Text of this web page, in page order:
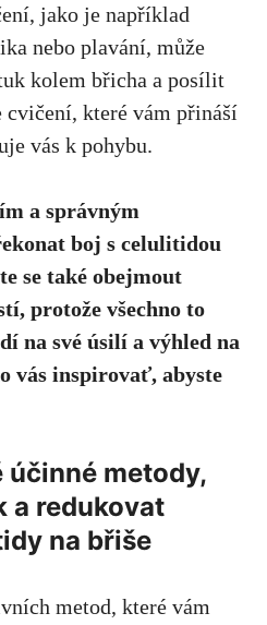
jako je například
nebo plavání, může
kolem břicha a posílit
cvičení, které vám přináší
vás k pohybu.
a správným
boj s celulitidou
se také obejmout
protože všechno to
na své úsilí a výhled na
vás inspirovať, abyste
účinné metody,
a redukovat
na břiše
metod, které vám